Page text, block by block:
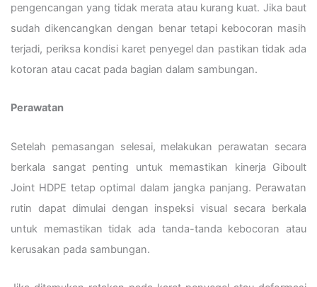
pengencangan yang tidak merata atau kurang kuat. Jika baut
sudah dikencangkan dengan benar tetapi kebocoran masih
terjadi, periksa kondisi karet penyegel dan pastikan tidak ada
kotoran atau cacat pada bagian dalam sambungan.
Perawatan
Setelah pemasangan selesai, melakukan perawatan secara
berkala sangat penting untuk memastikan kinerja Giboult
Joint HDPE tetap optimal dalam jangka panjang. Perawatan
rutin dapat dimulai dengan inspeksi visual secara berkala
untuk memastikan tidak ada tanda-tanda kebocoran atau
kerusakan pada sambungan.